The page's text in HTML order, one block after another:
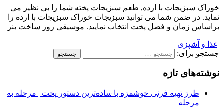
خوراک سبزیجات با ارده, طعم سبزیجات پخته شما را بی نظیر می
نماید. در ضمن شما می توانید سبزیجات خوراک سبزیجات با ارده را
براساس زمان و فصل پخت انتخاب نمایید. موسیقی روز ساخت بنر
غذا و آشپزی
جستجو برای:
نوشته‌های تازه
طرز تهیه فرنی خوشمزه با ساده‌ترین دستور پخت | مرحله به
مرحله